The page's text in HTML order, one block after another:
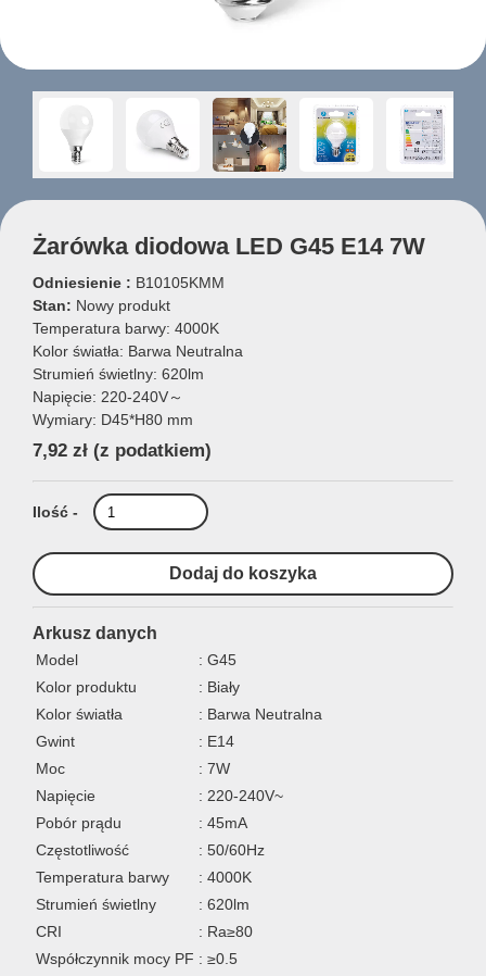
Żarówka diodowa LED G45 E14 7W
Odniesienie : B10105KMM
Stan: Nowy produkt
Temperatura barwy: 4000K
Kolor światła: Barwa Neutralna
Strumień świetlny: 620lm
Napięcie: 220-240V～
Wymiary: D45*H80 mm
7,92 zł (z podatkiem)
Ilość -
Arkusz danych
Model
: G45
Kolor produktu
: Biały
Kolor światła
: Barwa Neutralna
Gwint
: E14
Moc
: 7W
Napięcie
: 220-240V~
Pobór prądu
: 45mA
Częstotliwość
: 50/60Hz
Temperatura barwy
: 4000K
Strumień świetlny
: 620lm
CRI
: Ra≥80
Współczynnik mocy PF : ≥0.5